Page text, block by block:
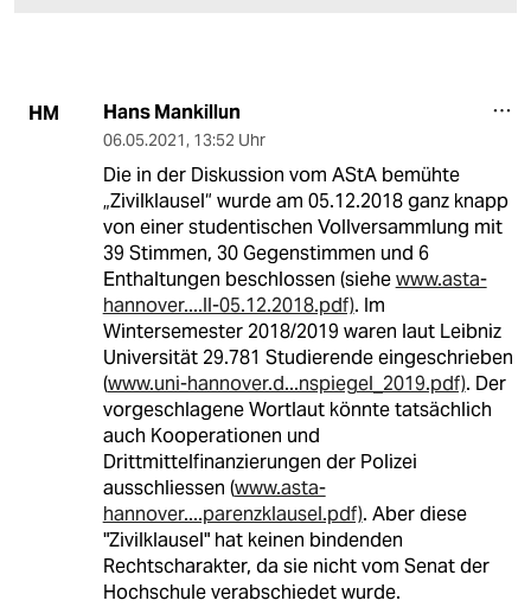
HM Hans Mankillun
06.05.2021, 13:52 Uhr
Die in der Diskussion vom AStA bemühte
„Zivilklausel“ wurde am 05.12.2018 ganz knapp
von einer studentischen Vollversammlung mit
39 Stimmen, 30 Gegenstimmen und 6
Enthaltungen beschlossen (siehewww.asta-
hannover....ll-05.12.2018.pdf). Im
Wintersemester 2018/2019 waren laut Leibniz
Universität 29.781 Studierende eingeschrieben
(www.uni-hannover.d...nspiegel_2019.pdf). Der
vorgeschlagene Wortlaut könnte tatsächlich
auch Kooperationen und
Drittmittelfinanzierungen der Polizei
ausschliessen (www.asta-
hannover....parenzklausel.pdf). Aber diese
"Zivilklausel" hat keinen bindenden
Rechtscharakter, da sie nicht vom Senat der
Hochschule verabschiedet wurde.